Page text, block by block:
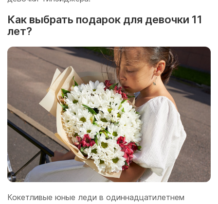
Как выбрать подарок для девочки 11
лет?
Кокетливые юные леди в одиннадцатилетнем